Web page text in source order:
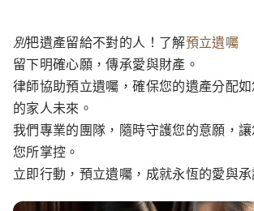
別把遺產留給不對的人！了解預立遺囑
留下明確心願，傳承愛與財產。
律師協助預立遺囑，確保您的遺產分配
的家人未來。
我們專業的團隊，隨時守護您的意願，
您所掌控。
立即行動，預立遺囑，成就永恆的愛與承